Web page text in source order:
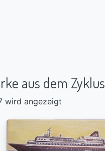
aus dem Zyklus
wird angezeigt